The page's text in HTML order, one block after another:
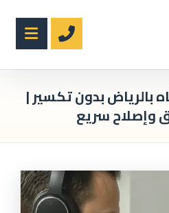
بالرياض بدون تكسير |
سريع